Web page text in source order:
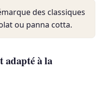
des classiques
ou panna cotta.
adapté à la